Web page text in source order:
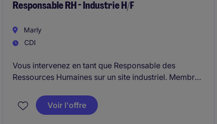
Responsable RH - Industrie H/F
Marly
CDI
Vous intervenez en tant que Responsable des
Ressources Humaines sur un site industriel. Membre
stratégique dans le déploiement de la politique RH du
groupe.
Voir l'offre